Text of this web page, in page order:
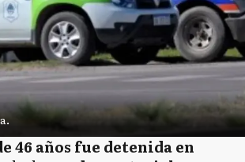
46 años fue detenida en